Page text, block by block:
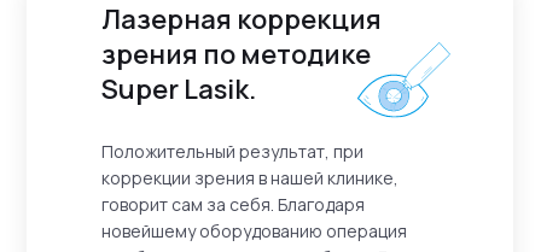
Лазерная коррекция
зрения по методике
Super Lasik.
Положительный результат, при
коррекции зрения в нашей клинике,
говорит сам за себя. Благодаря
новейшему оборудованию операция